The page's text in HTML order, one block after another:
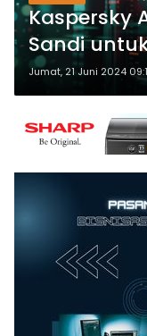
Kaspersky
Sandi
Peretasan
Jumat, 21 Juni 2024